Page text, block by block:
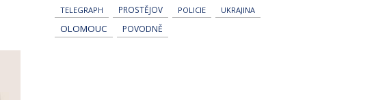
TELEGRAPH
PROSTĚJOV POLICIE UKRAJINA
OLOMOUC POVODNĚ